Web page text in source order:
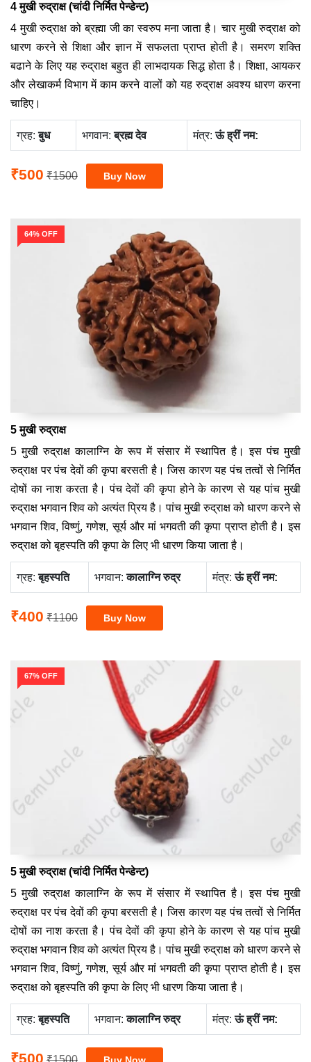
4 मुखी रुद्राक्ष (चांदी निर्मित पेन्डेन्ट)
4 मुखी रुद्राक्ष को ब्रह्मा जी का स्वरुप मना जाता है। चार मुखी रुद्राक्ष को
धारण करने से शिक्षा और ज्ञान में सफलता प्राप्त होती है। समरण शक्ति
बढाने के लिए यह रुद्राक्ष बहुत ही लाभदायक सिद्ध होता है। शिक्षा, आयकर
और लेखाकर्म विभाग में काम करने वालों को यह रुद्राक्ष अवश्य धारण करना
चाहिए।
ग्रह:बुध भगवान:ब्रह्म देव मंत्र:ऊं ह्रीं नम:
₹500 ₹1500
64% OFF
5 मुखी रुद्राक्ष
5 मुखी रुद्राक्ष कालाग्‍नि के रूप में संसार में स्‍थापित है। इस पंच मुखी
रुद्राक्ष पर पंच देवों की कृपा बरसती है। जिस कारण यह पंच तत्‍वों से निर्मित
दोषों का नाश करता है। पंच देवों की कृपा होने के कारण से यह पांच मुखी
रुद्राक्ष भगवान शिव को अत्यंत प्रिय है। पांच मुखी रुद्राक्ष को धारण करने से
भगवान शिव, विष्णुं, गणेश, सूर्य और मां भगवती की कृपा प्राप्त होती है। इस
रुद्राक्ष को बृहस्पति की कृपा के लिए भी धारण किया जाता है।
ग्रह:बृहस्‍पति भगवान:कालाग्नि रुद्र मंत्र:ऊं ह्रीं नम:
₹400 ₹1100
67% OFF
5 मुखी रुद्राक्ष (चांदी निर्मित पेन्डेन्ट)
5 मुखी रुद्राक्ष कालाग्‍नि के रूप में संसार में स्‍थापित है। इस पंच मुखी
रुद्राक्ष पर पंच देवों की कृपा बरसती है। जिस कारण यह पंच तत्‍वों से निर्मित
दोषों का नाश करता है। पंच देवों की कृपा होने के कारण से यह पांच मुखी
रुद्राक्ष भगवान शिव को अत्यंत प्रिय है। पांच मुखी रुद्राक्ष को धारण करने से
भगवान शिव, विष्णुं, गणेश, सूर्य और मां भगवती की कृपा प्राप्त होती है। इस
रुद्राक्ष को बृहस्पति की कृपा के लिए भी धारण किया जाता है।
ग्रह:बृहस्‍पति भगवान:कालाग्नि रुद्र मंत्र:ऊं ह्रीं नम:
₹500 ₹1500